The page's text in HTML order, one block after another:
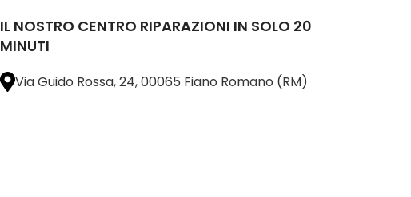
IL NOSTRO CENTRO RIPARAZIONI IN SOLO 20
MINUTI
Via Guido Rossa, 24, 00065 Fiano Romano (RM)